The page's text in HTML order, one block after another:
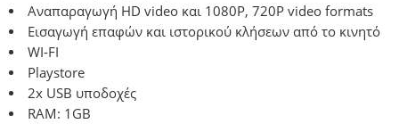
Αναπαραγωγή HD video και 1080P, 720P video formats
Εισαγωγή επαφών και ιστορικού κλήσεων από το κινητό
WI-FI
Playstore
2x USB υποδοχές
RAM: 1GB